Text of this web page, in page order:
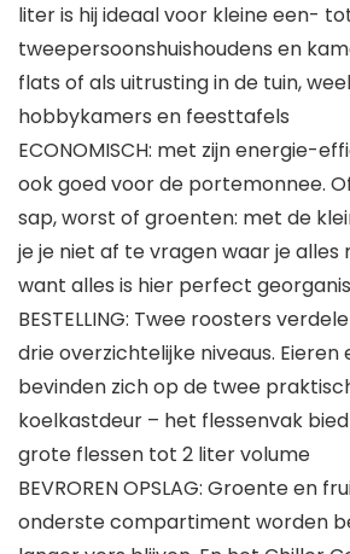
liter is hij ideaal voor kleine een-
tweepersoonshuishoudens en
flats of als uitrusting in de tuin,
hobbykamers en feesttafels
ECONOMISCH: met zijn energie-
ook goed voor de portemonnee.
sap, worst of groenten: met de
je je niet af te vragen waar je
want alles is hier perfect
BESTELLING: Twee roosters
drie overzichtelijke niveaus. Eieren
bevinden zich op de twee
koelkastdeur – het flessenvak
grote flessen tot 2 liter volume
BEVROREN OPSLAG: Groente en
onderste compartiment worden